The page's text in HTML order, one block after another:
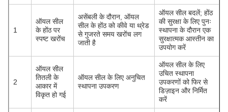
1
ऑयल सील
के होंठ पर
स्पष्ट खरोंच
असेंबली के दौरान, ऑयल
सील के होंठ को कीवे या थ्रेड
से गुजरते समय खरोंच लग
जाती है
ऑयल सील बदलें; होंठ
की सुरक्षा के लिए पुनः
स्थापना के दौरान एक
सुरक्षात्मक आस्तीन का
उपयोग करें
2
ऑयल सील
तितली के
आकार में
विकृत हो गई
ऑयल सील के लिए अनुचित
स्थापना उपकरण
ऑयल सील के लिए
उचित स्थापना
उपकरणों को फिर से
डिज़ाइन और निर्मित
करें